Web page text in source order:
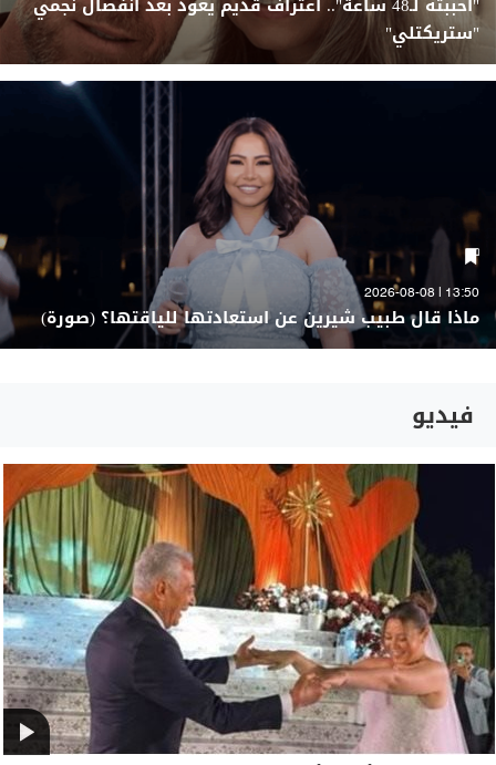
"ستريكتلي"
13:50 | 2026-08-08
ماذا قال طبيب شيرين عن استعادتها للياقتها؟ (صورة)
فيديو